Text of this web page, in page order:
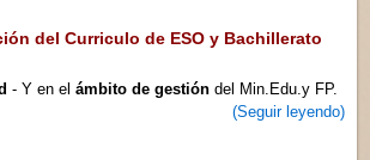
del Curriculo de ESO y Bachillerato
- Y en elámbito de gestión del Min.Edu.y FP.
(Seguir leyendo)